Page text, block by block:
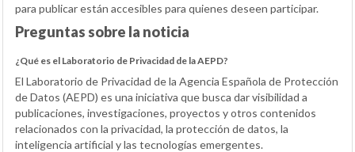
para publicar están accesibles para quienes deseen participar.
Preguntas sobre la noticia
¿Qué es el Laboratorio de Privacidad de la AEPD?
El Laboratorio de Privacidad de la Agencia Española de Protección
de Datos (AEPD) es una iniciativa que busca dar visibilidad a
publicaciones, investigaciones, proyectos y otros contenidos
relacionados con la privacidad, la protección de datos, la
inteligencia artificial y las tecnologías emergentes.